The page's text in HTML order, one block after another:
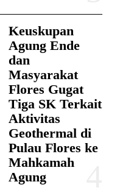
Keuskupan
Agung Ende
dan
Masyarakat
Flores Gugat
Tiga SK Terkait
Aktivitas
Geothermal di
Pulau Flores ke
Mahkamah
Agung